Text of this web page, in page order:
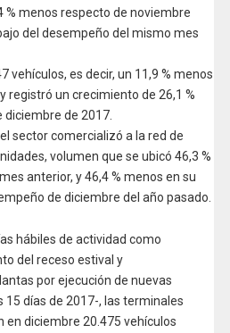
% menos respecto de noviembre
del desempeño del mismo mes
vehículos, es decir, un 11,9 % menos
registró un crecimiento de 26,1 %
de 2017.
sector comercializó a la red de
volumen que se ubicó 46,3 %
anterior, y 46,4 % menos en su
de diciembre del año pasado.
hábiles de actividad como
del receso estival y
por ejecución de nuevas
días de 2017-, las terminales
diciembre 20.475 vehículos